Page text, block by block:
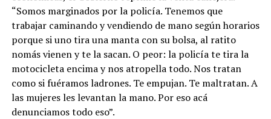
“Somos marginados por la policía. Tenemos que
trabajar caminando y vendiendo de mano según horarios
porque si uno tira una manta con su bolsa, al ratito
nomás vienen y te la sacan. O peor: la policía te tira la
motocicleta encima y nos atropella todo. Nos tratan
como si fuéramos ladrones. Te empujan. Te maltratan. A
las mujeres les levantan la mano. Por eso acá
denunciamos todo eso”.